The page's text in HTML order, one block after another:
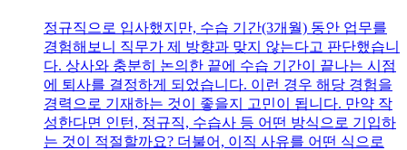
정규직으로 입사했지만, 수습 기간(3개월) 동안 업무를
경험해보니 직무가 제 방향과 맞지 않는다고 판단했습니
다. 상사와 충분히 논의한 끝에 수습 기간이 끝나는 시점
에 퇴사를 결정하게 되었습니다. 이런 경우 해당 경험을
경력으로 기재하는 것이 좋을지 고민이 됩니다. 만약 작
성한다면 인턴, 정규직, 수습사 등 어떤 방식으로 기입하
는 것이 적절할까요? 더불어, 이직 사유를 어떤 식으로